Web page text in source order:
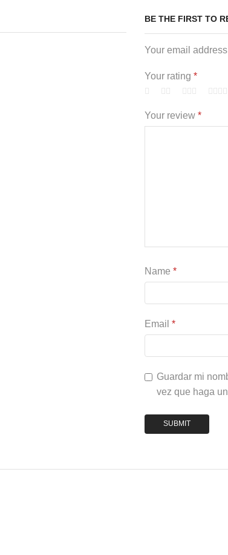
BE THE FIRST TO
Your email
Your rating *
Your review *
Name *
Email *
Guardar mi
vez que haga